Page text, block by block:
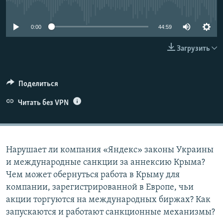
КРЫМ.НЕПОКОРЕННЫЙ
0:00 44:59
Загрузить
Поделиться
Читать без VPN
Нарушает ли компания «Яндекс» законы Украины
и международные санкции за аннексию Крыма?
Чем может обернуться работа в Крыму для
компании, зарегистрированной в Европе, чьи
акции торгуются на международных биржах? Как
запускаются и работают санкционные механизмы?